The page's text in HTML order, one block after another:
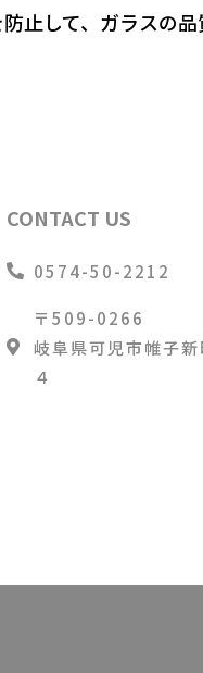
止して、ガラスの品
CONTACT US
0574-50-2212
〒509-0266
岐阜県可児市帷子
４